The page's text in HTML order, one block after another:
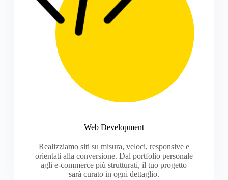
Web Development
Realizziamo siti su misura, veloci, responsive e
orientati alla conversione. Dal portfolio personale
agli e-commerce più strutturati, il tuo progetto
sarà curato in ogni dettaglio.